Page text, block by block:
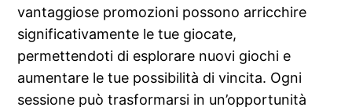
vantaggiose promozioni possono arricchire
significativamente le tue giocate,
permettendoti di esplorare nuovi giochi e
aumentare le tue possibilità di vincita. Ogni
sessione può trasformarsi in un’opportunità